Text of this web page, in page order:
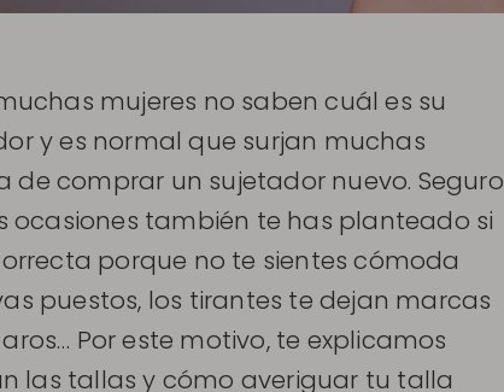
mujeres no saben cuál es su
y es normal que surjan muchas
de comprar un sujetador nuevo. Seguro
ocasiones también te has planteado si
porque no te sientes cómoda
puestos, los tirantes te dejan marcas
Por este motivo, te explicamos
las tallas y cómo averiguar tu talla